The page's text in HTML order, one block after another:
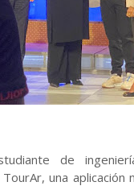
de
una